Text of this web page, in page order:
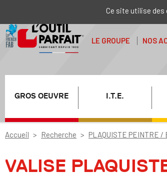
LE GROUPE NOS
GROS OEUVRE I.T.E.
Accueil Recherche PLAQUISTE PEINTRE /
VALISE
Ce site utilise des